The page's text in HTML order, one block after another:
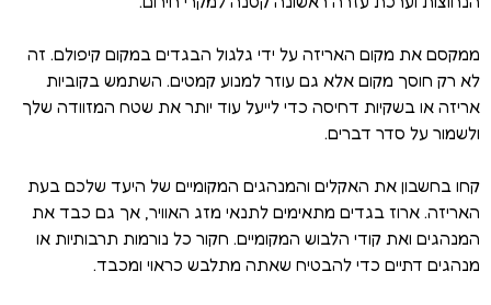
ממקסם את מקום האריזה על ידי גלגול הבגדים במקום קיפולם. זה
לא רק חוסך מקום אלא גם עוזר למנוע קמטים. השתמש בקוביות
אריזה או בשקיות דחיסה כדי לייעל עוד יותר את שטח המזוודה שלך
ולשמור על סדר דברים.
קחו בחשבון את האקלים והמנהגים המקומיים של היעד שלכם בעת
האריזה. ארוז בגדים מתאימים לתנאי מזג האוויר, אך גם כבד את
המנהגים ואת קודי הלבוש המקומיים. חקור כל נורמות תרבותיות או
מנהגים דתיים כדי להבטיח שאתה מתלבש כראוי ומכבד.